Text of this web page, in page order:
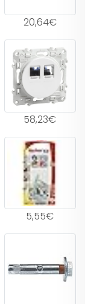
20,64€
58,23€
5,55€